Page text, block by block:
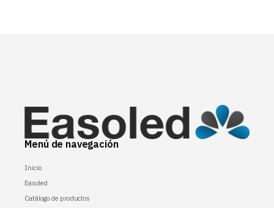
Menú de navegación
Inicio
Easoled
Catálogo de productos